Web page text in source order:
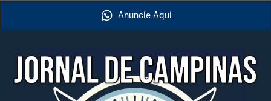
Anuncie Aqui